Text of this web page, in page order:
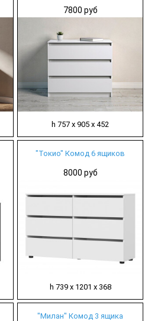
7800 руб
h 757 х 905 х 452
"Токио" Комод 6 ящиков
8000 руб
h 739 х 1201 х 368
"Милан" Комод 3 ящика